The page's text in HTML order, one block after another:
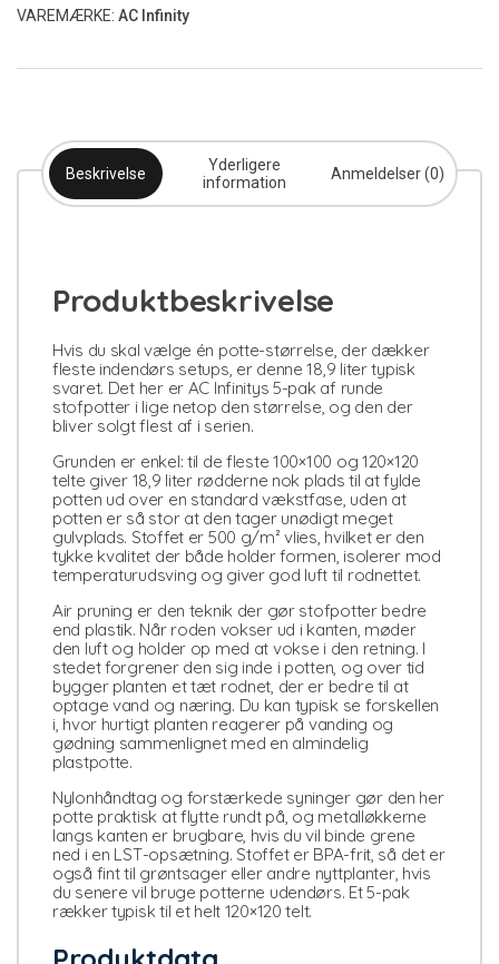
VAREMÆRKE: AC Infinity
Beskrivelse
Yderligere
information
Anmeldelser (0)
Produktbeskrivelse
Hvis du skal vælge én potte-størrelse, der dækker
fleste indendørs setups, er denne 18,9 liter typisk
svaret. Det her er AC Infinitys 5-pak af runde
stofpotter i lige netop den størrelse, og den der
bliver solgt flest af i serien.
Grunden er enkel: til de fleste 100×100 og 120×120
telte giver 18,9 liter rødderne nok plads til at fylde
potten ud over en standard vækstfase, uden at
potten er så stor at den tager unødigt meget
gulvplads. Stoffet er 500 g/m² vlies, hvilket er den
tykke kvalitet der både holder formen, isolerer mod
temperaturudsving og giver god luft til rodnettet.
Air pruning er den teknik der gør stofpotter bedre
end plastik. Når roden vokser ud i kanten, møder
den luft og holder op med at vokse i den retning. I
stedet forgrener den sig inde i potten, og over tid
bygger planten et tæt rodnet, der er bedre til at
optage vand og næring. Du kan typisk se forskellen
i, hvor hurtigt planten reagerer på vanding og
gødning sammenlignet med en almindelig
plastpotte.
Nylonhåndtag og forstærkede syninger gør den her
potte praktisk at flytte rundt på, og metalløkkerne
langs kanten er brugbare, hvis du vil binde grene
ned i en LST-opsætning. Stoffet er BPA-frit, så det er
også fint til grøntsager eller andre nyttplanter, hvis
du senere vil bruge potterne udendørs. Et 5-pak
rækker typisk til et helt 120×120 telt.